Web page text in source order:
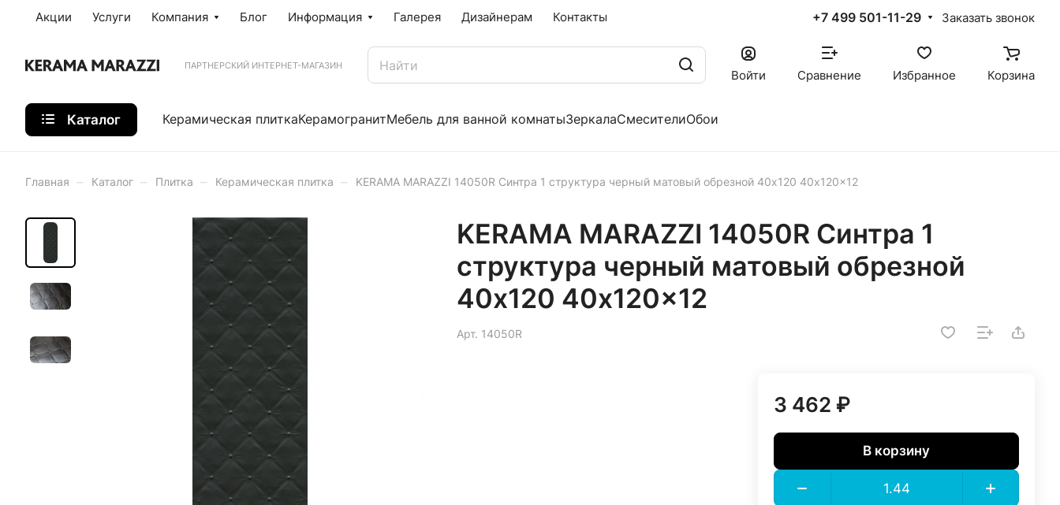
Акции Услуги Компания Блог Информация Галерея Дизайнерам Контакты +7 499 501-11-29 Заказать звонок
ПАРТНЕРСКИЙ ИНТЕРНЕТ-МАГАЗИН
Войти Сравнение Избранное Корзина
Каталог Керамическая плиткаКерамогранитМебель для ванной комнатыЗеркалаСмесителиОбои
Главная – Каталог – Плитка – Керамическая плитка – KERAMA MARAZZI 14050R Синтра 1 структура черный матовый обрезной 40х120 40x120x12
KERAMA MARAZZI 14050R Синтра 1
структура черный матовый обрезной
40х120 40x120x12
Арт. 14050R
3 462 ₽
В корзину